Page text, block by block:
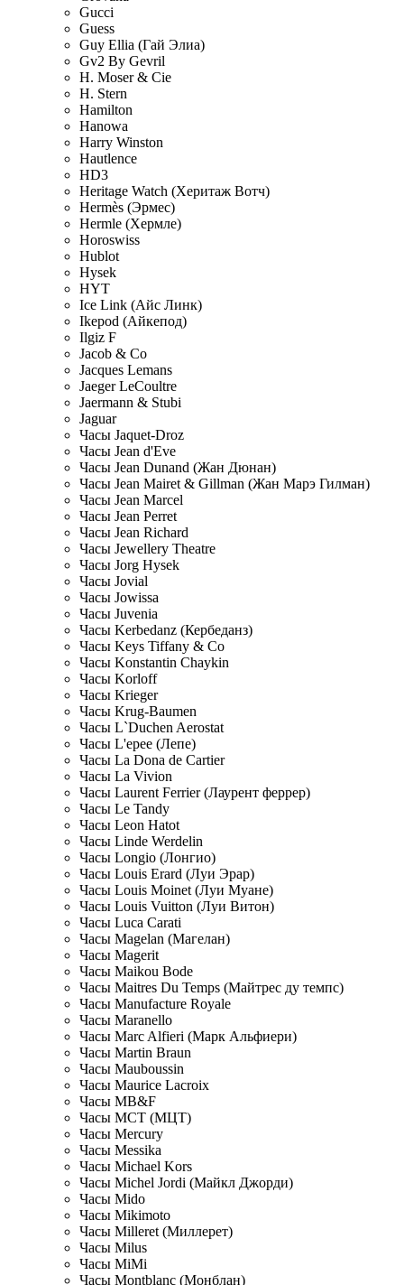
Gucci
Guess
Guy Ellia (Гай Элиа)
Gv2 By Gevril
H. Moser & Cie
H. Stern
Hamilton
Hanowa
Harry Winston
Hautlence
HD3
Heritage Watch (Херитаж Вотч)
Hermès (Эрмес)
Hermle (Хермле)
Horoswiss
Hublot
Hysek
HYT
Ice Link (Айс Линк)
Ikepod (Айкепод)
Ilgiz F
Jacob & Co
Jacques Lemans
Jaeger LeCoultre
Jaermann & Stubi
Jaguar
Часы Jaquet-Droz
Часы Jean d'Eve
Часы Jean Dunand (Жан Дюнан)
Часы Jean Mairet & Gillman (Жан Марэ Гилман)
Часы Jean Marcel
Часы Jean Perret
Часы Jean Richard
Часы Jewellery Theatre
Часы Jorg Hysek
Часы Jovial
Часы Jowissa
Часы Juvenia
Часы Kerbedanz (Кербеданз)
Часы Keys Tiffany & Co
Часы Konstantin Chaykin
Часы Korloff
Часы Krieger
Часы Krug-Baumen
Часы L`Duchen Aerostat
Часы L'epee (Лепе)
Часы La Dona de Cartier
Часы La Vivion
Часы Laurent Ferrier (Лаурент феррер)
Часы Le Tandy
Часы Leon Hatot
Часы Linde Werdelin
Часы Longio (Лонгио)
Часы Louis Erard (Луи Эрар)
Часы Louis Moinet (Луи Муане)
Часы Louis Vuitton (Луи Витон)
Часы Luca Carati
Часы Magelan (Магелан)
Часы Magerit
Часы Maikou Bode
Часы Maitres Du Temps (Майтрес ду темпс)
Часы Manufacture Royale
Часы Maranello
Часы Marc Alfieri (Марк Альфиери)
Часы Martin Braun
Часы Mauboussin
Часы Maurice Lacroix
Часы MB&F
Часы MCT (МЦТ)
Часы Mercury
Часы Messika
Часы Michael Kors
Часы Michel Jordi (Майкл Джорди)
Часы Mido
Часы Mikimoto
Часы Milleret (Миллерет)
Часы Milus
Часы MiMi
Часы Montblanc (Монблан)